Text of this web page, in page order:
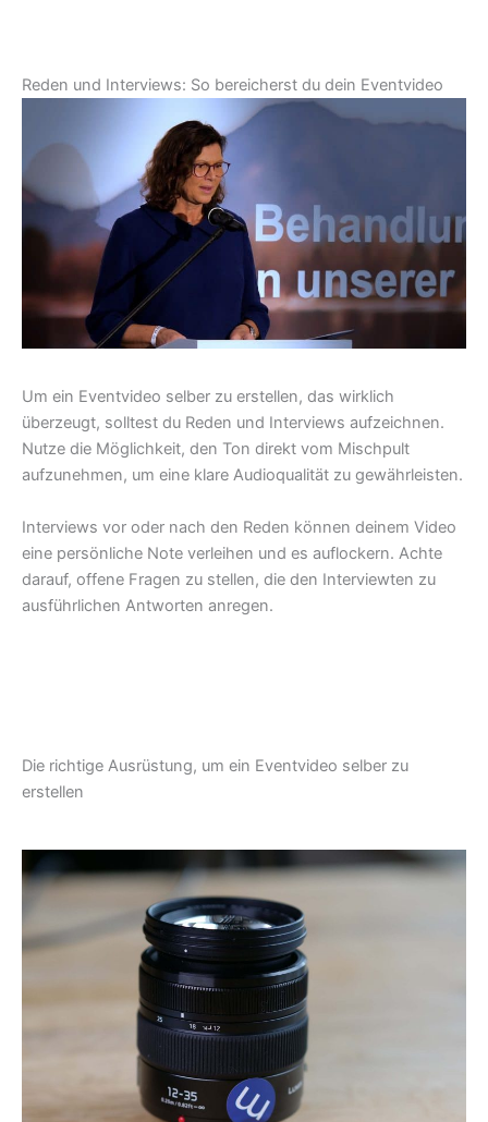
Reden und Interviews: So bereicherst du dein Eventvideo
Um ein Eventvideo selber zu erstellen, das wirklich
überzeugt, solltest du Reden und Interviews aufzeichnen.
Nutze die Möglichkeit, den Ton direkt vom Mischpult
aufzunehmen, um eine klare Audioqualität zu gewährleisten.
Interviews vor oder nach den Reden können deinem Video
eine persönliche Note verleihen und es auflockern. Achte
darauf, offene Fragen zu stellen, die den Interviewten zu
ausführlichen Antworten anregen.
Die richtige Ausrüstung, um ein Eventvideo selber zu
erstellen